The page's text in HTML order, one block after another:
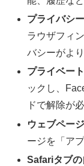
プライバシ
ラウザフィ
バシーがよ
プライベー
ックし、
ドで解除が
ウェブペー
ージを「ア
Safariタブ